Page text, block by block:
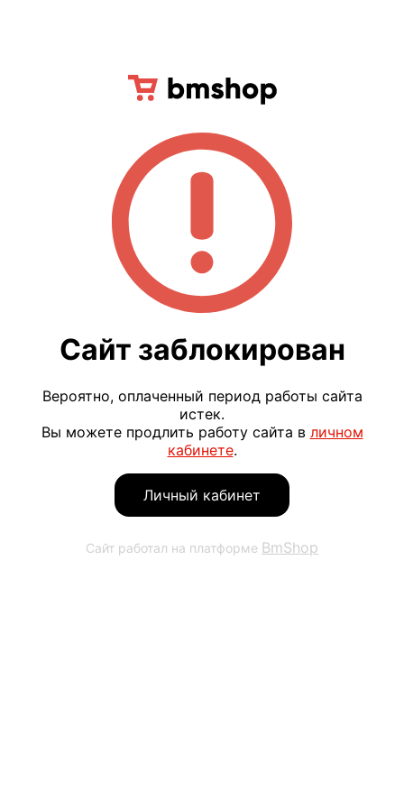
Сайт заблокирован
Вероятно, оплаченный период работы сайта
истек.
Вы можете продлить работу сайта в личном
кабинете.
Личный кабинет
Сайт работал на платформе BmShop